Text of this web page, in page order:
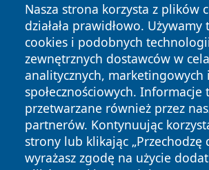
Nasza strona korzysta z plików
działała prawidłowo.
cookies i podobnych
zewnętrznych dostawców w
analitycznych, marketingowych i
społecznościowych. Informacje
przetwarzane również przez
partnerów. Kontynuując
strony lub klikając „Przechodzę
wyrażasz zgodę na użycie
Copyright © 2026 nowosadecki24.pl
zastrzeżone.
News Autorzy
Polityka
Prywatności